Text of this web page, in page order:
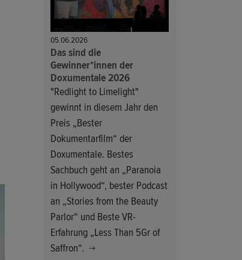
05.06.2026
Das sind die
Gewinner*innen der
Doxumentale 2026
"Redlight to Limelight"
gewinnt in diesem Jahr den
Preis „Bester
Dokumentarfilm“ der
Doxumentale. Bestes
Sachbuch geht an „Paranoia
in Hollywood“, bester Podcast
an „Stories from the Beauty
Parlor“ und Beste VR-
Erfahrung „Less Than 5Gr of
Saffron“.